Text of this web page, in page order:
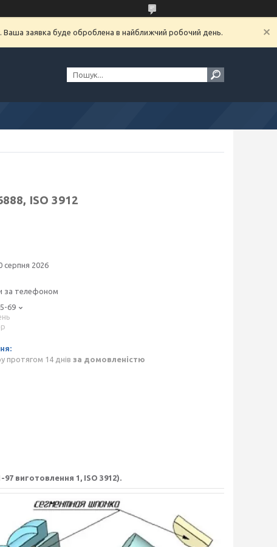
Ваша заявка буде оброблена в найближчий робочий день.
ISO 3912
серпня 2026
за телефоном
69
протягом 14 днів за домовленістю
97 виготовлення 1, ISO 3912).